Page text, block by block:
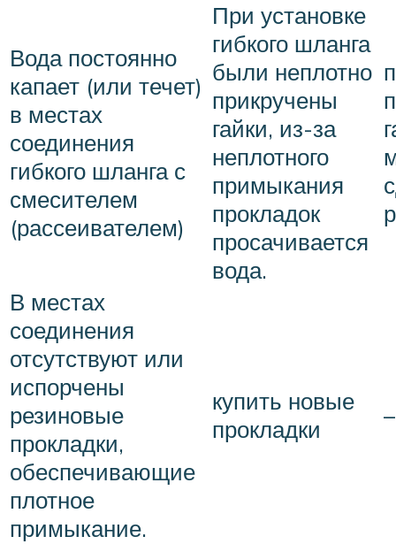
Вода постоянно
капает (или течет)
в местах
соединения
гибкого шланга с
смесителем
(рассеивателем)
При установке
гибкого шланга
были неплотно
прикручены
гайки, из-за
неплотного
примыкания
прокладок
просачивается
вода.
В местах
соединения
отсутствуют или
испорчены
резиновые
прокладки,
обеспечивающие
плотное
примыкание.
купить новые
прокладки
–